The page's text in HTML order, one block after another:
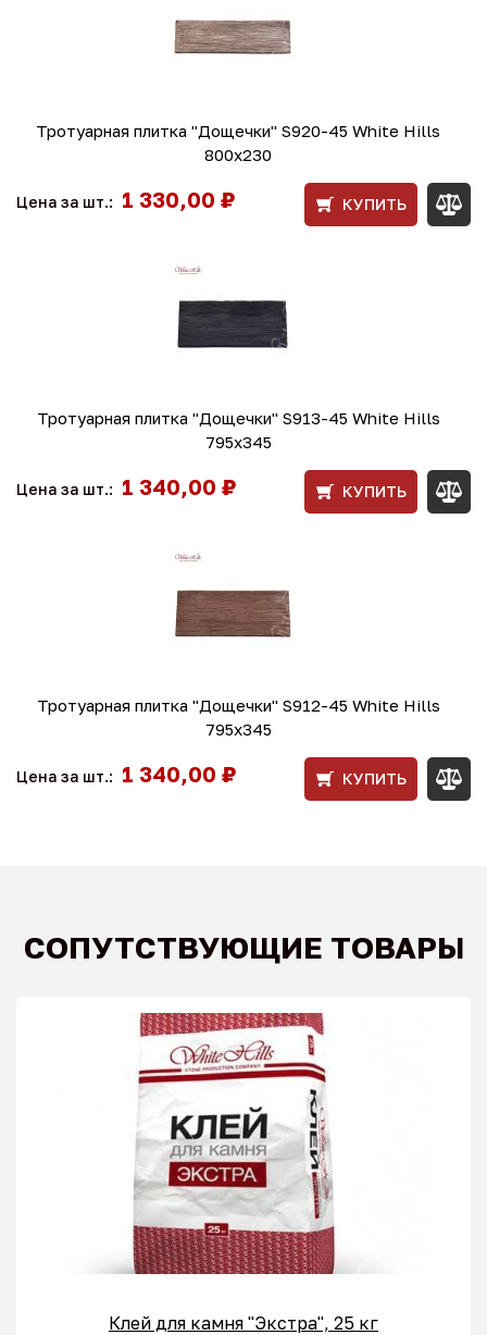
Тротуарная плитка "Дощечки" S920-45 White Hills
800х230
Цена за шт.: 1 330,00 ₽ КУПИТЬ
Тротуарная плитка "Дощечки" S913-45 White Hills
795х345
Цена за шт.: 1 340,00 ₽ КУПИТЬ
Тротуарная плитка "Дощечки" S912-45 White Hills
795х345
Цена за шт.: 1 340,00 ₽ КУПИТЬ
СОПУТСТВУЮЩИЕ ТОВАРЫ
Клей для камня "Экстра", 25 кг